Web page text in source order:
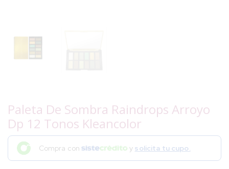
Paleta De Sombra Raindrops Arroyo
Dp 12 Tonos Kleancolor
Compra con y solicita tu cupo.